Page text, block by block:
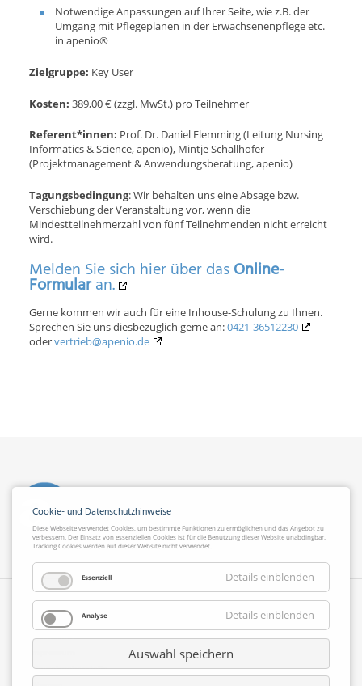
Notwendige Anpassungen auf Ihrer Seite, wie z.B. der
Umgang mit Pflegeplänen in der Erwachsenenpflege etc.
in apenio®
Zielgruppe: Key User
Kosten: 389,00 € (zzgl. MwSt.) pro Teilnehmer
Referent*innen: Prof. Dr. Daniel Flemming (Leitung Nursing
Informatics & Science, apenio), Mintje Schallhöfer
(Projektmanagement & Anwendungsberatung, apenio)
Tagungsbedingung: Wir behalten uns eine Absage bzw.
Verschiebung der Veranstaltung vor, wenn die
Mindestteilnehmerzahl von fünf Teilnehmenden nicht erreicht
wird.
Melden Sie sich hier über dasOnline-
Formularan.
Gerne kommen wir auch für eine Inhouse-Schulung zu Ihnen.
Sprechen Sie uns diesbezüglich gerne an:0421-36512230
odervertrieb@apenio.de
Navigation
überspringen
Suche
Datenschutz
Hinweisgeberstelle
Cookie- und Datenschutzhinweise
Diese Webseite verwendet Cookies, um bestimmte Funktionen zu ermöglichen und das Angebot zu
verbessern. Der Einsatz von essenziellen Cookies ist für die Benutzung dieser Website unabdingbar.
Tracking Cookies werden auf dieser Website nicht verwendet.
Essenziell Details einblenden
Analyse Details einblenden
Auswahl speichern